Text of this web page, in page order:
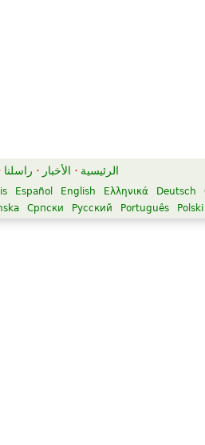
الرئيسية · الأخبار · راسلنا
Deutsch
Ελληνικά
English
Español
Polski
Português
Русский
Српски